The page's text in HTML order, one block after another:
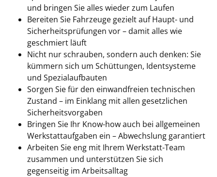
und bringen Sie alles wieder zum Laufen
Bereiten Sie Fahrzeuge gezielt auf Haupt- und
Sicherheitsprüfungen vor – damit alles wie
geschmiert läuft
Nicht nur schrauben, sondern auch denken: Sie
kümmern sich um Schüttungen, Identsysteme
und Spezialaufbauten
Sorgen Sie für den einwandfreien technischen
Zustand – im Einklang mit allen gesetzlichen
Sicherheitsvorgaben
Bringen Sie Ihr Know-how auch bei allgemeinen
Werkstattaufgaben ein – Abwechslung garantiert
Arbeiten Sie eng mit Ihrem Werkstatt-Team
zusammen und unterstützen Sie sich
gegenseitig im Arbeitsalltag